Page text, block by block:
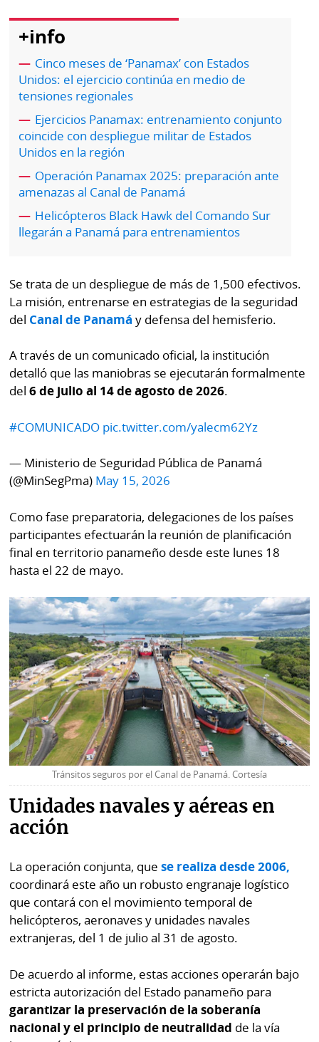
OTROS
SITIOS
Metro
por
Tienda
Panamá
Tus
Tiquetes
Cero
Corprensa
Mi
Diario
Ellas
Club
La
Prensa
Busca
Fácil
por
Hoy
⌾
Picante
⌾
Repregunta
Tal
Cual
Sabrina
Sin
Censura
+info
Cinco meses de ‘Panamax’ con Estados
Unidos: el ejercicio continúa en medio de
tensiones regionales
Ejercicios Panamax: entrenamiento conjunto
coincide con despliegue militar de Estados
Unidos en la región
Operación Panamax 2025: preparación ante
amenazas al Canal de Panamá
Helicópteros Black Hawk del Comando Sur
llegarán a Panamá para entrenamientos
Se trata de un despliegue de más de 1,500 efectivos.
La misión, entrenarse en estrategias de la seguridad
del Canal de Panamá y defensa del hemisferio.
A través de un comunicado oficial, la institución
detalló que las maniobras se ejecutarán formalmente
del6 de julio al 14 de agosto de 2026.
#COMUNICADO pic.twitter.com/yalecm62Yz
— Ministerio de Seguridad Pública de Panamá
(@MinSegPma) May 15, 2026
Como fase preparatoria, delegaciones de los países
participantes efectuarán la reunión de planificación
final en territorio panameño desde este lunes 18
hasta el 22 de mayo.
Tránsitos seguros por el Canal de Panamá. Cortesía
Unidades navales y aéreas en
acción
La operación conjunta, que se realiza desde 2006,
coordinará este año un robusto engranaje logístico
que contará con el movimiento temporal de
helicópteros, aeronaves y unidades navales
extranjeras, del 1 de julio al 31 de agosto.
De acuerdo al informe, estas acciones operarán bajo
estricta autorización del Estado panameño para
garantizar la preservación de la soberanía
nacional y el principio de neutralidad de la vía